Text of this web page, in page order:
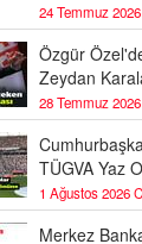
24 Temmuz
Özgür
Zeydan
28 Temmuz 2026
TÜGVA Yaz
1 Ağustos 2026
Merkez